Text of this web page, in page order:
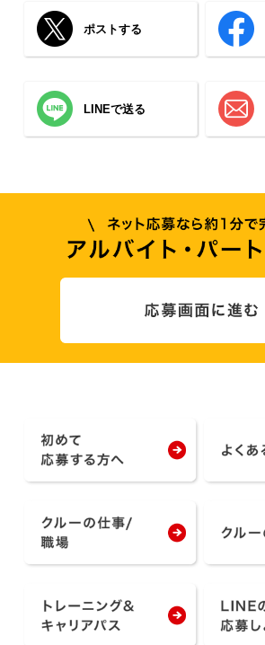
ポストする
LINEで送る